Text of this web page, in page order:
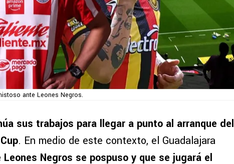
ante Leones Negros.
sus trabajos para llegar a punto al arranque del
. En medio de este contexto, el Guadalajara
Negros se pospuso y que se jugará el